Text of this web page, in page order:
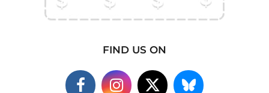
FIND US ON